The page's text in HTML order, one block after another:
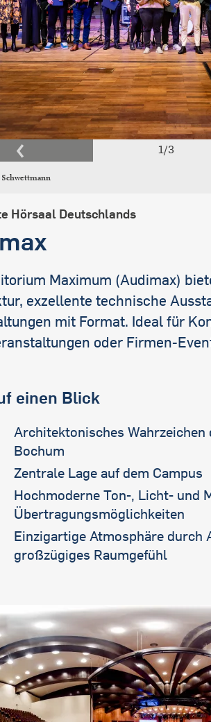
1 /3
Hörsaal Deutschlands
Maximum (Audimax)
exzellente technische
mit Format. Ideal für
oder Firmen-
einen Blick
Architektonisches
Bochum
Zentrale Lage auf dem Campus
Hochmoderne Ton-, Licht- und
Übertragungsmöglichkeiten
Einzigartige Atmosphäre durch
großzügiges Raumgefühl